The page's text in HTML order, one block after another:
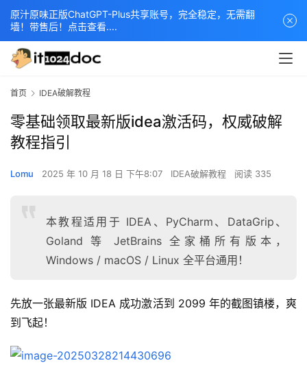
首页 IDEA破解教程
零基础领取最新版idea激活码，权威破解
教程指引
Lomu 2025 年 10 月 18 日 下午8:07 IDEA破解教程 阅读 335
本教程适用于 IDEA、PyCharm、DataGrip、
Goland 等 JetBrains 全家桶所有版本，
Windows / macOS / Linux 全平台通用！
先放一张最新版 IDEA 成功激活到 2099 年的截图镇楼，爽
到飞起！
原汁原味正版ChatGPT-Plus共享账号，完全稳定，无需翻
墙！带售后！点击查看....